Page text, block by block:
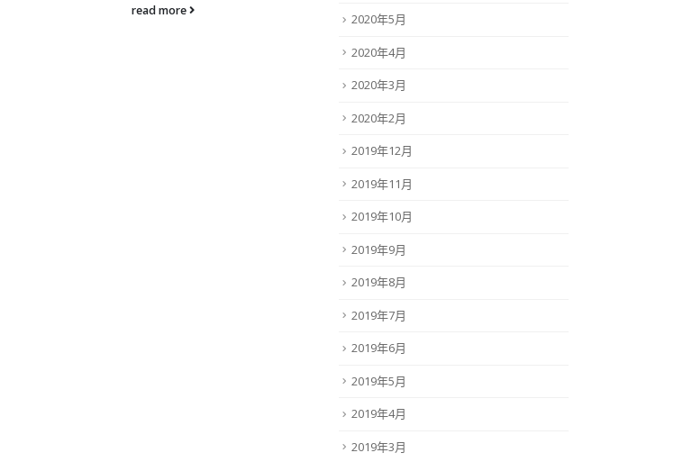
read more
2020年5月
2020年4月
2020年3月
2020年2月
2019年12月
2019年11月
2019年10月
2019年9月
2019年8月
2019年7月
2019年6月
2019年5月
2019年4月
2019年3月